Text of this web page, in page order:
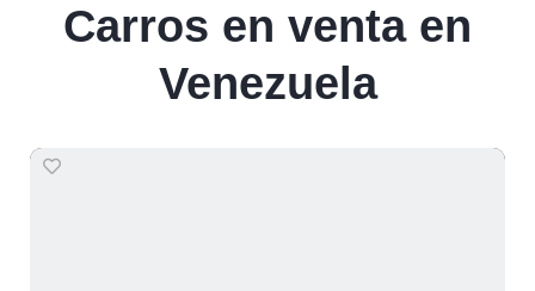
Carros en venta en
Venezuela